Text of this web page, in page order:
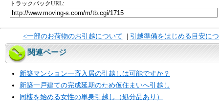
トラックバックURL:
<一部のお荷物のお引越について | 引越準備をはじめる目安に
関連ページ
新築マンション一斉入居の引越しは可能ですか？
新築一戸建ての完成延期のため仮住まいへ引越し
同棲を始める女性の単身引越し（処分品あり）